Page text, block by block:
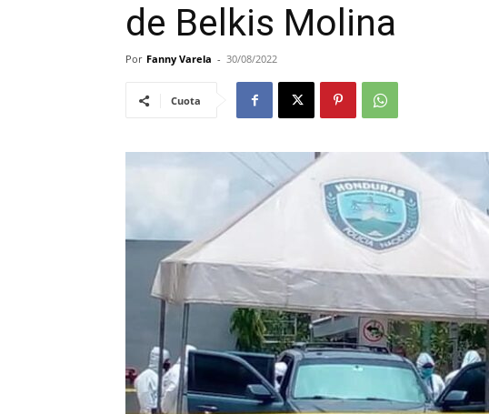
de Belkis Molina
Por Fanny Varela - 30/08/2022
Cuota